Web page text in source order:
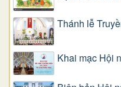
Thánh lễ
Khai mạc Hội